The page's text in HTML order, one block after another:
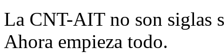
La CNT-AIT no son siglas
Ahora empieza todo.